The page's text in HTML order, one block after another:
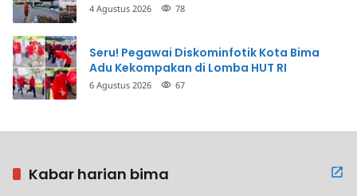
4 Agustus 2026 78
Seru! Pegawai Diskominfotik Kota Bima
Adu Kekompakan di Lomba HUT RI
6 Agustus 2026 67
Kabar harian bima